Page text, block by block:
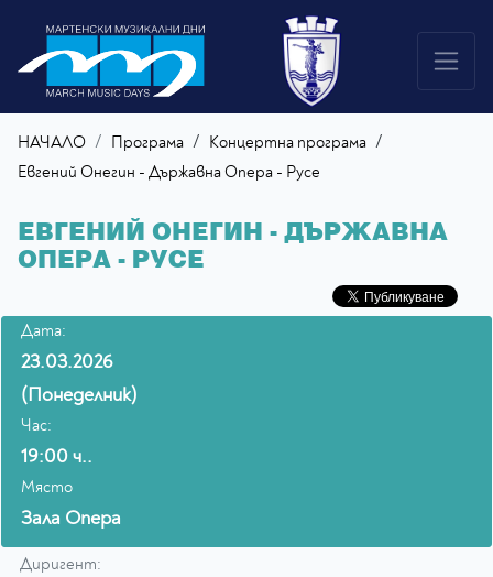
НАЧАЛО Програма / Концертна програма /
Евгений Онегин - Държавна Опера - Русе
ЕВГЕНИЙ ОНЕГИН - ДЪРЖАВНА
ОПЕРА - РУСЕ
Дата:
23.03.2026
(Понеделник)
Час:
19:00 ч..
Място
Зала Опера
Диригент: